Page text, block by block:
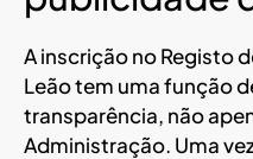
A inscrição no Registo
Leão tem uma função
transparência, não
Administração. Uma